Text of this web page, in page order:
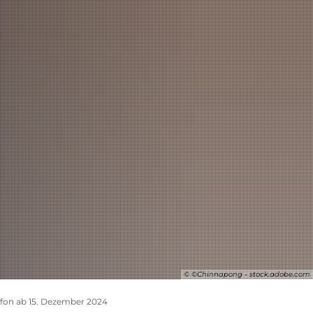
SUCHE
© ©Chinnapong - stock.adobe.com
ab 15. Dezember 2024